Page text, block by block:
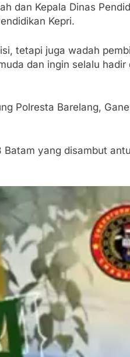
dan Kepala Dinas
Kepri.
tetapi juga wadah
dan ingin selalu hadir
Polresta Barelang,
yang disambut